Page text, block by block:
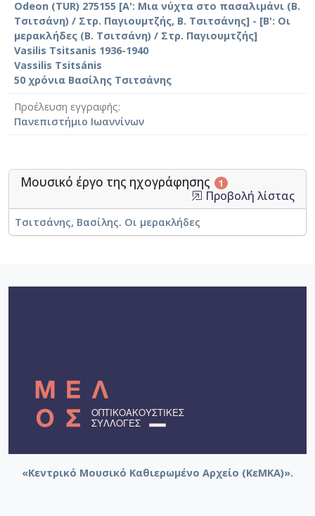
Odeon (TUR) 275155 [Α': Μια νύχτα στο πασαλιμάνι (Β.
Τσιτσάνη) / Στρ. Παγιουμτζής, Β. Τσιτσάνης] - [Β': Οι
μερακλήδες (Β. Τσιτσάνη) / Στρ. Παγιουμτζής]
Vasilis Tsitsanis 1936-1940
Vassilis Tsitsánis
50 χρόνια Βασίλης Τσιτσάνης
Προέλευση εγγραφής
Πανεπιστήμιο Ιωαννίνων
Μουσικό έργο της ηχογράφησης 1
Προβολή λίστας
Τσιτσάνης, Βασίλης. Οι μερακλήδες
«Κεντρικό Μουσικό Καθιερωμένο Αρχείο (ΚεΜΚΑ)».